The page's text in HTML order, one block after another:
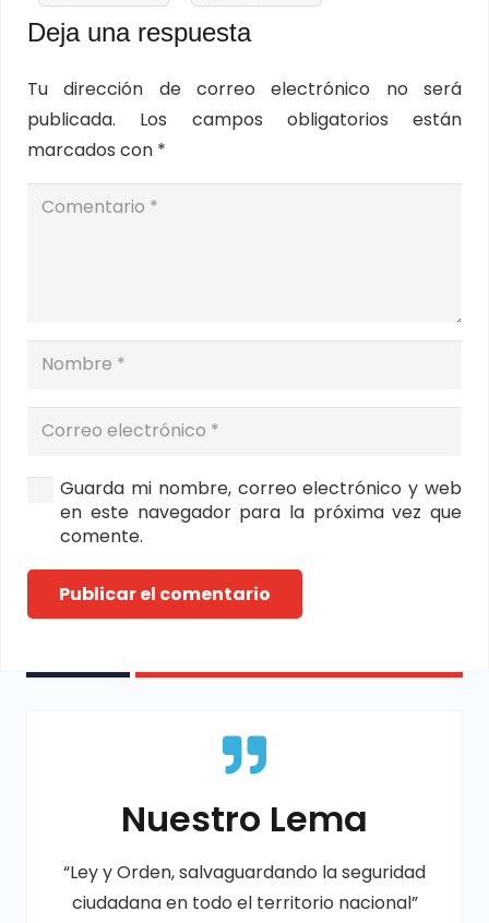
Deja una respuesta
Tu dirección de correo electrónico no será
publicada.
Los campos obligatorios están
marcados con *
Guarda mi nombre, correo electrónico y web
en este navegador para la próxima vez que
comente.
Publicar el comentario
Nuestro Lema
“Ley y Orden, salvaguardando la seguridad
ciudadana en todo el territorio nacional”